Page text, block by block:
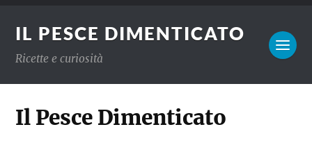
IL PESCE DIMENTICATO
Ricette e curiosità
Il Pesce Dimenticato